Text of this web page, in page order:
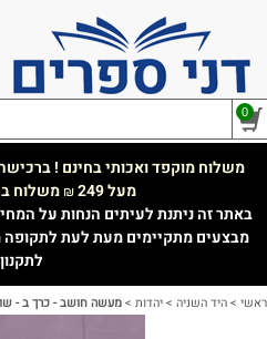
0
משלוח מוקפד ואכותי בחינם ! ברכישה
מעל 249
₪משלוח
באתר זה ניתנת לעיתים הנחות על
מבצעים מתקיימים מעת לעת
ראשי >היד השניה >יהדות >מעשה חושב - כרך ב -